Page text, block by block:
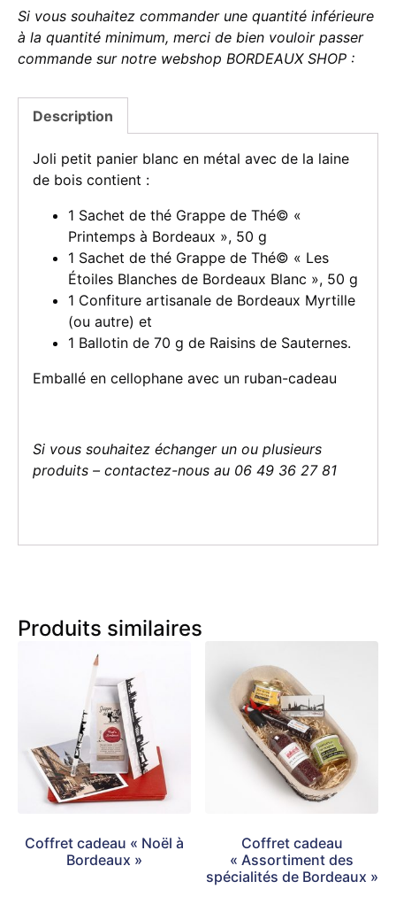
Si vous souhaitez commander une quantité inférieure
à la quantité minimum, merci de bien vouloir passer
commande sur notre webshop BORDEAUX SHOP :
Description
Joli petit panier blanc en métal avec de la laine
de bois contient :
1 Sachet de thé Grappe de Thé© «
Printemps à Bordeaux », 50 g
1 Sachet de thé Grappe de Thé© « Les
Étoiles Blanches de Bordeaux Blanc », 50 g
1 Confiture artisanale de Bordeaux Myrtille
(ou autre) et
1 Ballotin de 70 g de Raisins de Sauternes.
Emballé en cellophane avec un ruban-cadeau
Si vous souhaitez échanger un ou plusieurs
produits – contactez-nous au 06 49 36 27 81
Produits similaires
Coffret cadeau « Noël à
Bordeaux »
Coffret cadeau
« Assortiment des
spécialités de Bordeaux »